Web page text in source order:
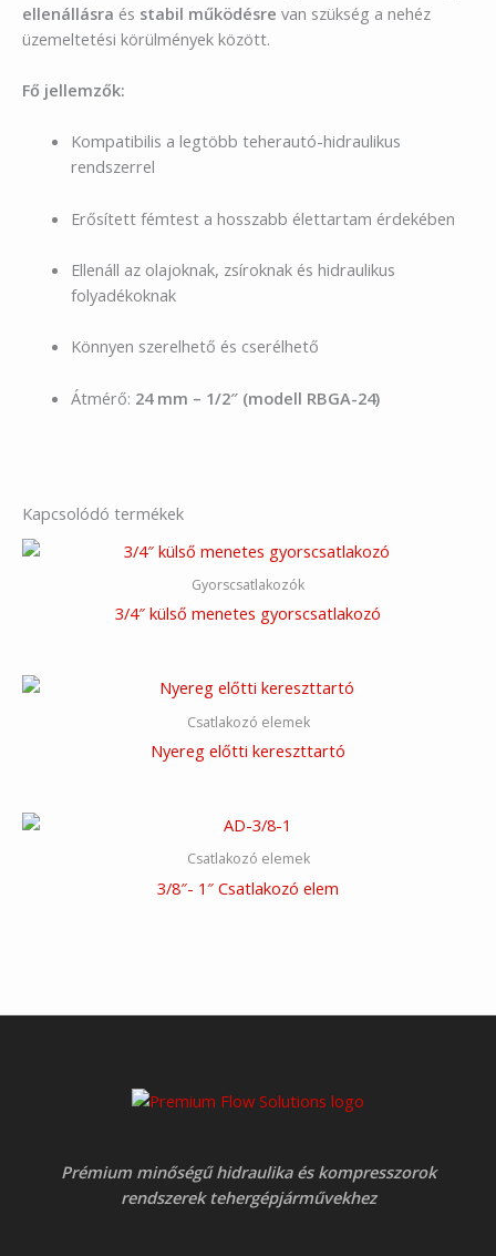
ellenállásra és stabil működésre van szükség a nehéz
üzemeltetési körülmények között.
Fő jellemzők:
Kompatibilis a legtöbb teherautó-hidraulikus
rendszerrel
Erősített fémtest a hosszabb élettartam érdekében
Ellenáll az olajoknak, zsíroknak és hidraulikus
folyadékoknak
Könnyen szerelhető és cserélhető
Átmérő: 24 mm – 1/2″ (modell RBGA-24)
Kapcsolódó termékek
Gyorscsatlakozók
3/4″ külső menetes gyorscsatlakozó
Csatlakozó elemek
Nyereg előtti kereszttartó
Csatlakozó elemek
3/8″- 1″ Csatlakozó elem
Prémium minőségű hidraulika és kompresszorok
rendszerek tehergépjárművekhez